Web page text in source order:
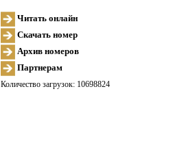
Читать онлайн
Скачать номер
Архив номеров
Партнерам
Количество загрузок: 10698824